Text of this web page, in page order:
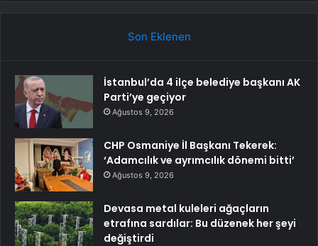
Son Eklenen
İstanbul’da 4 ilçe belediye başkanı AK
Parti’ye geçiyor
Ağustos 9, 2026
CHP Osmaniye İl Başkanı Tekerek:
‘Adamcılık ve ayrımcılık dönemi bitti’
Ağustos 9, 2026
Devasa metal kuleleri ağaçların
etrafına sardılar: Bu düzenek her şeyi
değiştirdi